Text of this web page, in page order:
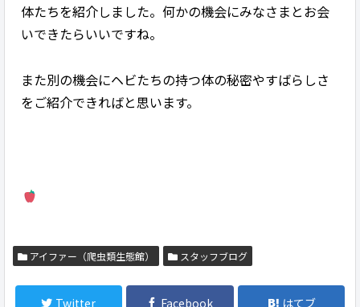
体たちを紹介しました。何かの機会にみなさまとお会
いできたらいいですね。
また別の機会にヘビたちの持つ体の秘密やすばらしさ
をご紹介できればと思います。
アイファー（爬虫類生態館） スタッフブログ
Twitter Facebook はてブ